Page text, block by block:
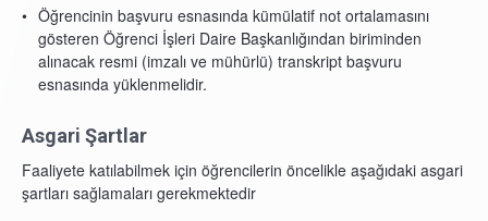
Öğrencinin başvuru esnasında kümülatif not ortalamasını
gösteren Öğrenci İşleri Daire Başkanlığından biriminden
alınacak resmi (imzalı ve mühürlü) transkript başvuru
esnasında yüklenmelidir.
Asgari Şartlar
Faaliyete katılabilmek için öğrencilerin öncelikle aşağıdaki asgari
şartları sağlamaları gerekmektedir